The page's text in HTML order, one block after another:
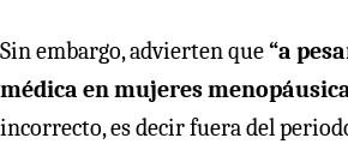
Sin embargo, advierten que“a
médica en mujeres
incorrecto, es decir fuera del